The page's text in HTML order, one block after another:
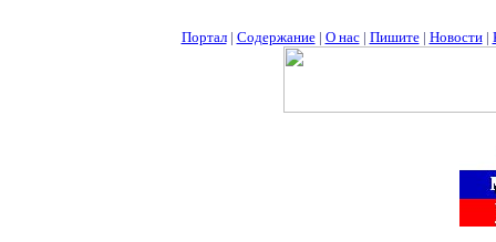
Портал| Содержание| О нас| Пишите| Новости|